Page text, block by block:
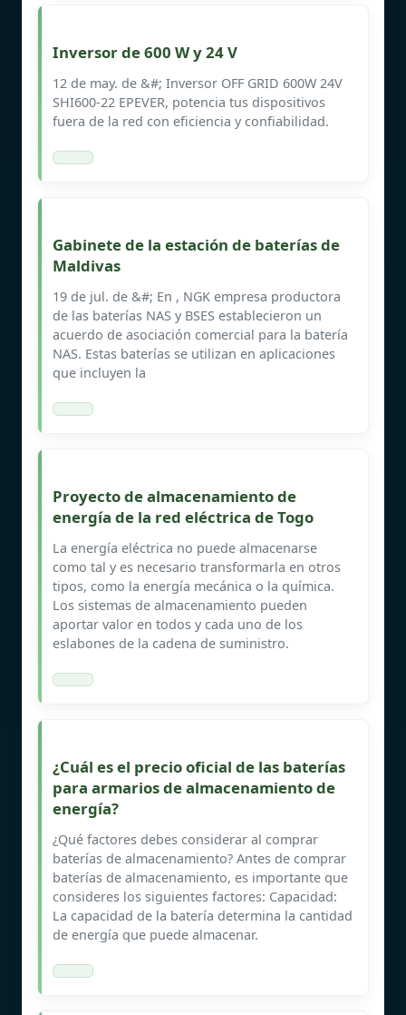
Inversor de 600 W y 24 V
12 de may. de &#; Inversor OFF GRID 600W 24V
SHI600-22 EPEVER, potencia tus dispositivos
fuera de la red con eficiencia y confiabilidad.
Gabinete de la estación de baterías de
Maldivas
19 de jul. de &#; En , NGK empresa productora
de las baterías NAS y BSES establecieron un
acuerdo de asociación comercial para la batería
NAS. Estas baterías se utilizan en aplicaciones
que incluyen la
Proyecto de almacenamiento de
energía de la red eléctrica de Togo
La energía eléctrica no puede almacenarse
como tal y es necesario transformarla en otros
tipos, como la energía mecánica o la química.
Los sistemas de almacenamiento pueden
aportar valor en todos y cada uno de los
eslabones de la cadena de suministro.
¿Cuál es el precio oficial de las baterías
para armarios de almacenamiento de
energía?
¿Qué factores debes considerar al comprar
baterías de almacenamiento? Antes de comprar
baterías de almacenamiento, es importante que
consideres los siguientes factores: Capacidad:
La capacidad de la batería determina la cantidad
de energía que puede almacenar.